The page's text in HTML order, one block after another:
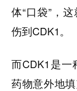
体“口袋”，
伤到CDK1。
而CDK1是
药物意外地